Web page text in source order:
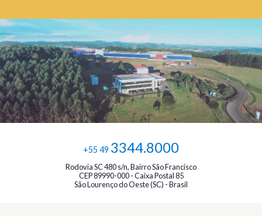
+55 49 3344.8000
Rodovia SC 480 s/n, Bairro São Francisco
CEP 89990-000 - Caixa Postal 85
São Lourenço do Oeste (SC) - Brasil